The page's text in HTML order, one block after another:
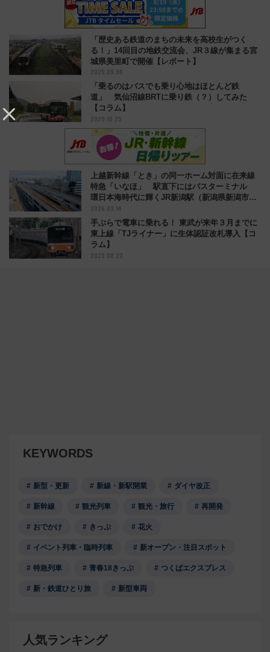
「歴史ある鉄道のまちの未来を高校生がつく
る！」14回目の地鉄交流会、JR３線が集まる宮
城県美里町で開催【レポート】
2025.09.06
「乗るのはバスでも乗り心地はほとんど鉄
道」 気仙沼線BRTに乗り鉄（？）してみた
【コラム】
2025.10.25
上越新幹線「とき」の同一ホーム対面に在来線
特急「いなほ」 駅直下にはバスターミナル
環日本海時代に輝くJR新潟駅（新潟県新潟市）
【コラム】
2026.03.14
手ぶらで電車に乗れる！ 東武が来年３月までに
東上線「TJライナー」に生体認証改札導入【コ
ラム】
2025.08.23
KEYWORDS
新型・更新 新線・新駅開業 ダイヤ改正
新幹線 観光列車 観光・旅行 再開発
おでかけ きっぷ 花火
イベント列車・臨時列車 新オープン・注目スポット
特急列車 青春18きっぷ つくばエクスプレス
新・鉄道ひとり旅 新型車両
人気ランキング